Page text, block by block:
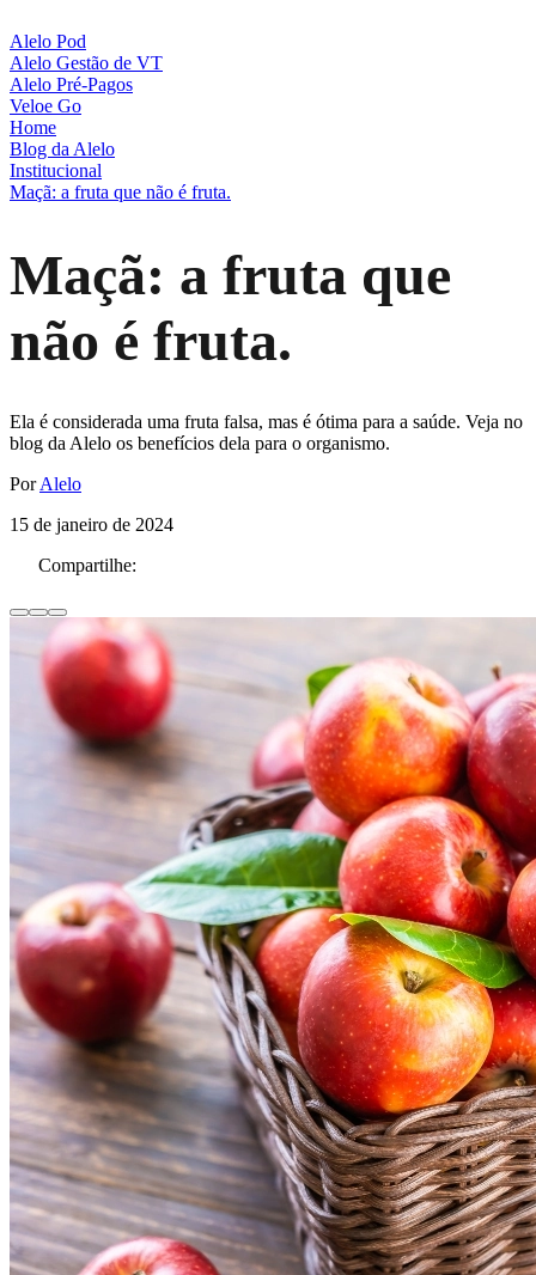
Alelo Pod
Alelo Gestão de VT
Alelo Pré-Pagos
Veloe Go
Home
Blog da Alelo
Institucional
Maçã: a fruta que não é fruta.
Maçã: a fruta que
não é fruta.
Ela é considerada uma fruta falsa, mas é ótima para a saúde. Veja no
blog da Alelo os benefícios dela para o organismo.
PorAlelo
15 de janeiro de 2024
Compartilhe: